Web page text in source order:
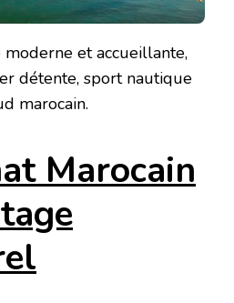
et accueillante,
détente, sport nautique
marocain.
Marocain